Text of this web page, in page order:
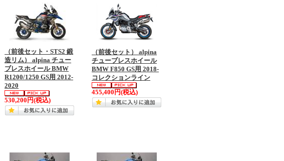
（前後セット・STS2 鍛
造リム） alpina チュー
ブレスホイール BMW
R1200/1250 GS用 2012-
2020
530,200円(税込)
（前後セット） alpina
チューブレスホイール
BMW F850 GS用 2018-
コレクションライン
455,400円(税込)